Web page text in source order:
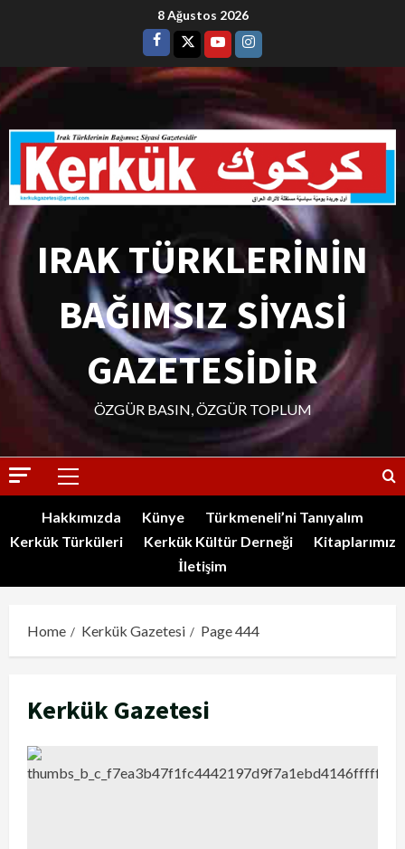
8 Ağustos 2026
IRAK TÜRKLERİNİN
BAĞIMSIZ SİYASİ
GAZETESİDİR
ÖZGÜR BASIN, ÖZGÜR TOPLUM
Hakkımızda Künye
Türkmeneli’ni Tanıyalım
Kerkük Türküleri
Kerkük Kültür Derneği
Kitaplarımız
İletişim
Home Kerkük Gazetesi Page 444
Kerkük Gazetesi